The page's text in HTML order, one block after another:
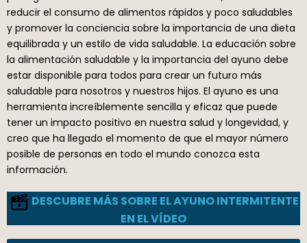
reducir el consumo de alimentos rápidos y poco saludables
y promover la conciencia sobre la importancia de una dieta
equilibrada y un estilo de vida saludable. La educación sobre
la alimentación saludable y la importancia del ayuno debe
estar disponible para todos para crear un futuro más
saludable para nosotros y nuestros hijos. El ayuno es una
herramienta increíblemente sencilla y eficaz que puede
tener un impacto positivo en nuestra salud y longevidad, y
creo que ha llegado el momento de que el mayor número
posible de personas en todo el mundo conozca esta
información.
DESCUBRE MÁS SOBRE EL AYUNO INTERMITENTE
EN EL VÍDEO